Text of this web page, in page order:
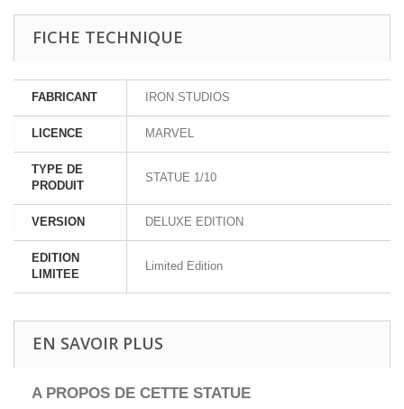
FICHE TECHNIQUE
FABRICANT IRON STUDIOS
LICENCE MARVEL
TYPE DE
PRODUIT
STATUE 1/10
VERSION DELUXE EDITION
EDITION
LIMITEE
Limited Edition
EN SAVOIR PLUS
A PROPOS DE CETTE STATUE